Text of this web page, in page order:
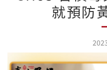
就預防